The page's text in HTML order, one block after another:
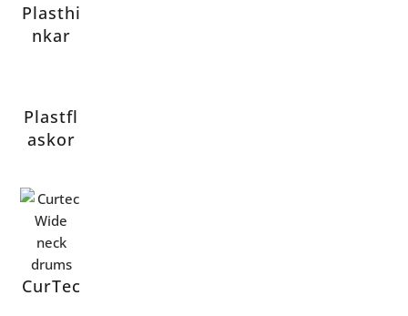
Plasthi
nkar
Plastfl
askor
CurTec